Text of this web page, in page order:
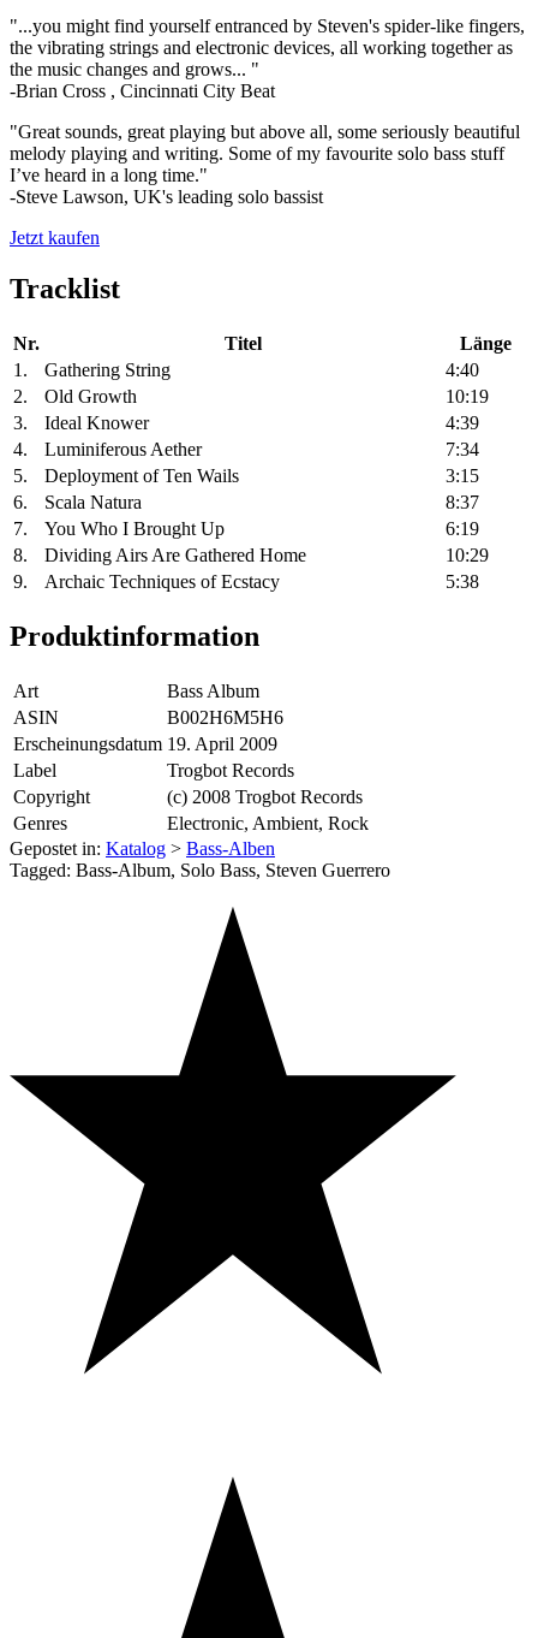
"...you might find yourself entranced by Steven's spider-like fingers,
the vibrating strings and electronic devices, all working together as
the music changes and grows... "
-Brian Cross , Cincinnati City Beat
"Great sounds, great playing but above all, some seriously beautiful
melody playing and writing. Some of my favourite solo bass stuff
I’ve heard in a long time."
-Steve Lawson, UK's leading solo bassist
Jetzt kaufen
Tracklist
Nr. Titel
Länge
1.
Gathering String
4:40
2.
Old Growth
10:19
3.
Ideal Knower
4:39
4.
Luminiferous Aether
7:34
5.
Deployment of Ten Wails
3:15
6.
Scala Natura
8:37
7.
You Who I Brought Up
6:19
8.
Dividing Airs Are Gathered Home
10:29
9.
Archaic Techniques of Ecstacy 5:38
Produktinformation
Art
Bass Album
ASIN
B002H6M5H6
Erscheinungsdatum 19. April 2009
Label
Trogbot Records
Copyright
(c) 2008 Trogbot Records
Genres
Electronic, Ambient, Rock
Gepostet in: Katalog > Bass-Alben
Tagged: Bass-Album, Solo Bass, Steven Guerrero